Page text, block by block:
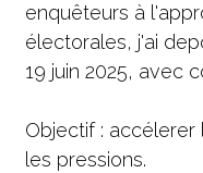
enquêteurs à
électorales, j'ai
19 juin 2025, avec
Objectif : accélerer
les pressions.